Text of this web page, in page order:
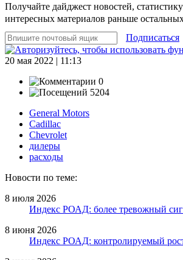
Получайте дайджест новостей,
интересных материалов раньше
Подписаться
20 мая 2022 | 11:13
0
5204
General Motors
Cadillac
Chevrolet
дилеры
расходы
Новости по теме:
8 июля 2026
Индекс РОАД: более тревожный
8 июня 2026
Индекс РОАД: контролируемый рост